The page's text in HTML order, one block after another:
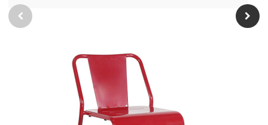
que cena los muebles